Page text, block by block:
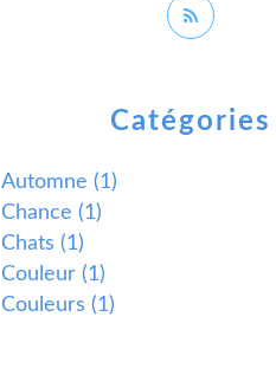
Catégories
Automne (1)
Chance (1)
Chats (1)
Couleur (1)
Couleurs (1)